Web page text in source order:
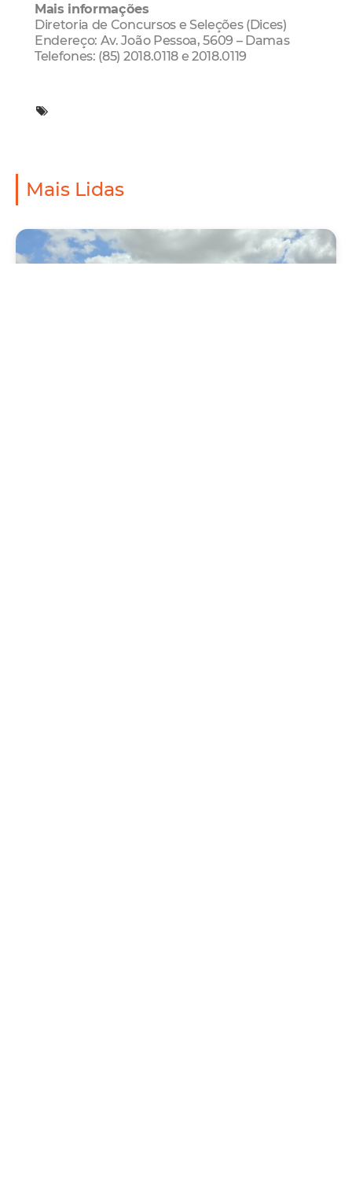
Mais informações
Diretoria de Concursos e Seleções (Dices)
Endereço: Av. João Pessoa, 5609 – Damas
Telefones: (85) 2018.0118 e 2018.0119
Mais Lidas